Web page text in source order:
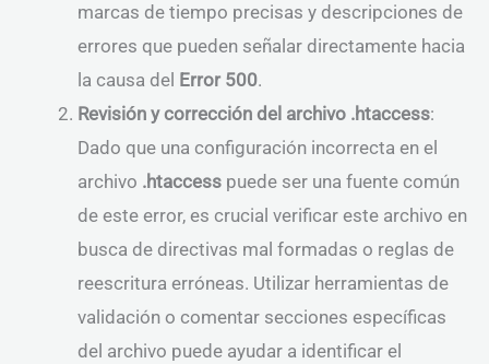
marcas de tiempo precisas y descripciones de
errores que pueden señalar directamente hacia
la causa del Error 500.
Revisión y corrección del archivo .htaccess:
Dado que una configuración incorrecta en el
archivo .htaccess puede ser una fuente común
de este error, es crucial verificar este archivo en
busca de directivas mal formadas o reglas de
reescritura erróneas. Utilizar herramientas de
validación o comentar secciones específicas
del archivo puede ayudar a identificar el